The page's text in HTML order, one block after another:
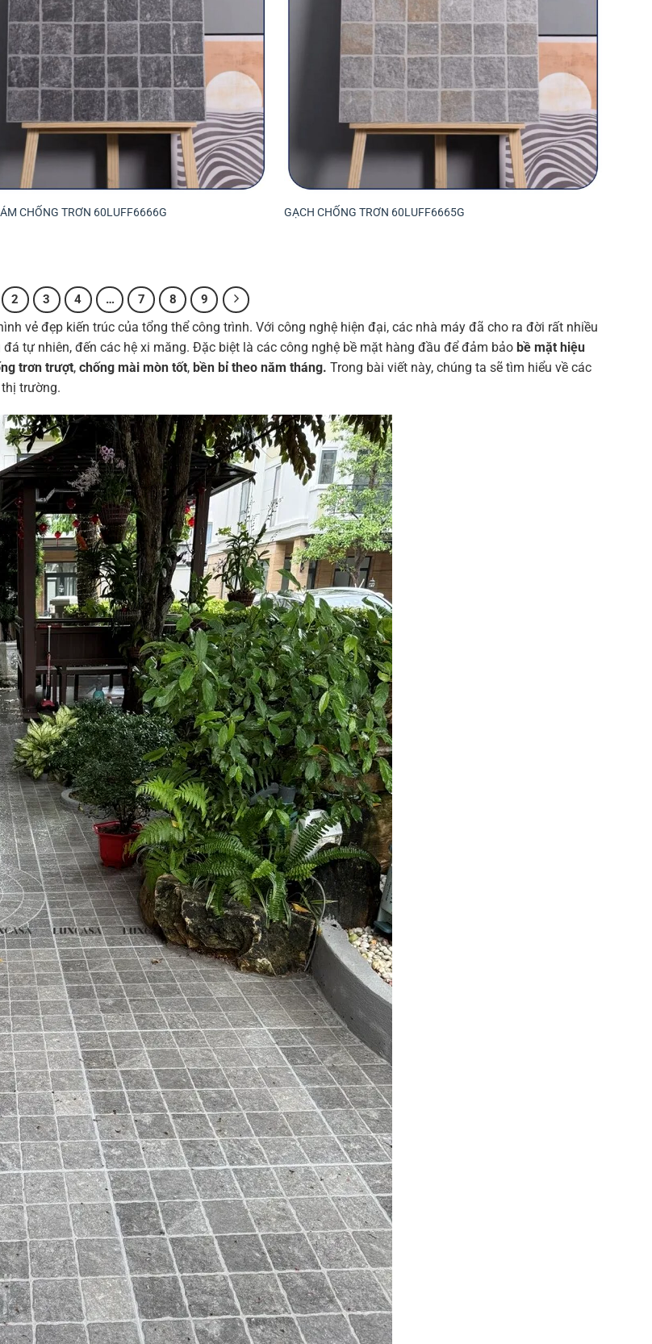
CHỐNG TRƠN 60LUFF6666G GẠCH CHỐNG TRƠN 60LUFF6665G
2 3 4 … 7 8 9
vẻ đẹp kiến trúc của tổng thể công trình. Với công nghệ hiện đại, các nhà máy đã cho ra đời rất nhiều
tự nhiên, đến các hệ xi măng. Đặc biệt là các công nghệ bề mặt hàng đầu để đảm bảo bề mặt hiệu
trơn trượt, chống mài mòn tốt, bền bỉ theo năm tháng. Trong bài viết này, chúng ta sẽ tìm hiểu về các
trường.